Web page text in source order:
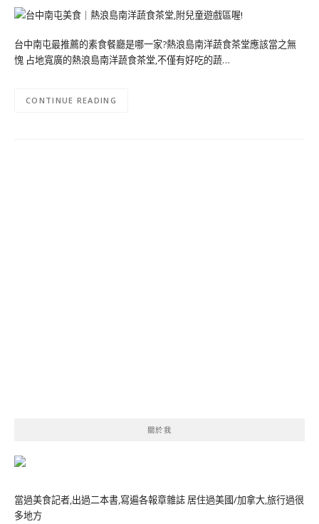
台中南屯最推薦的素食餐廳是哪一家?熱浪島南洋蔬食茶堂應該當之無
愧 占地寬廣的熱浪島南洋蔬食茶堂,不僅有好吃的蔬…
CONTINUE READING
關於我
當過美食記者,出過二本書,寫遍各報章雜誌 居住過美國/加拿大,旅行過很
多地方